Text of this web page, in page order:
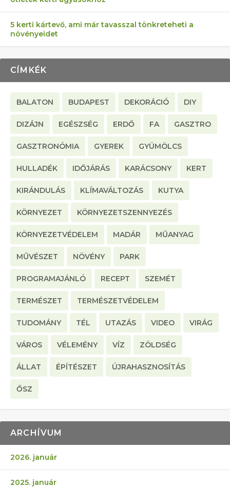
5 kerti kártevő, ami már tavasszal tönkreteheti a
növényeidet
CÍMKÉK
BALATON BUDAPEST DEKORÁCIÓ DIY
DIZÁJN EGÉSZSÉG ERDŐ FA GASZTRO
GASZTRONÓMIA GYEREK GYÜMÖLCS
HULLADÉK IDŐJÁRÁS KARÁCSONY KERT
KIRÁNDULÁS KLÍMAVÁLTOZÁS KUTYA
KÖRNYEZET KÖRNYEZETSZENNYEZÉS
KÖRNYEZETVÉDELEM MADÁR MŰANYAG
MŰVÉSZET NÖVÉNY PARK
PROGRAMAJÁNLÓ RECEPT SZEMÉT
TERMÉSZET TERMÉSZETVÉDELEM
TUDOMÁNY TÉL UTAZÁS VIDEO VIRÁG
VÁROS VÉLEMÉNY VÍZ ZÖLDSÉG
ÁLLAT ÉPÍTÉSZET ÚJRAHASZNOSÍTÁS
ŐSZ
ARCHÍVUM
2026. január
2025. január